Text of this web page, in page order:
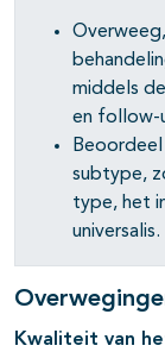
middels
en follow-
subtype,
type, het
universalis.
Kwaliteit van